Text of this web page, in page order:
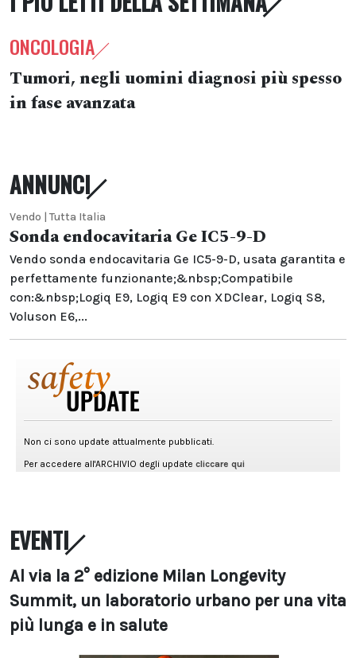
ONCOLOGIA
Tumori, negli uomini diagnosi più spesso
in fase avanzata
ANNUNCI
Vendo | Tutta Italia
Sonda endocavitaria Ge IC5-9-D
Vendo sonda endocavitaria Ge IC5-9-D, usata garantita e
perfettamente funzionante;&nbsp;Compatibile
con:&nbsp;Logiq E9, Logiq E9 con XDClear, Logiq S8,
Voluson E6,...
EVENTI
Al via la 2° edizione Milan Longevity
Summit, un laboratorio urbano per una vita
più lunga e in salute